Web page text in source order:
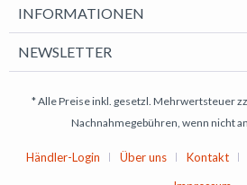
INFORMATIONEN
NEWSLETTER
* Alle Preise inkl. gesetzl. Mehrwertsteuer
Nachnahmegebühren, wenn nicht
Händler-Login Über uns Kontakt